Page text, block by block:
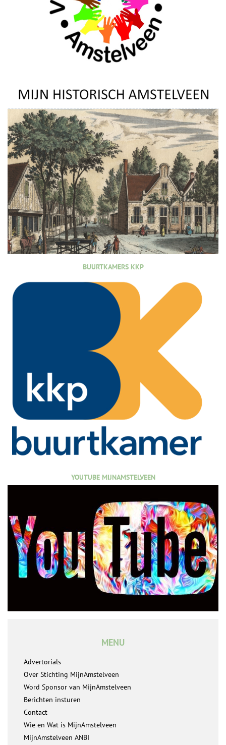
BUURTKAMERS KKP
YOUTUBE MIJNAMSTELVEEN
MENU
Advertorials
Over Stichting MijnAmstelveen
Word Sponsor van MijnAmstelveen
Berichten insturen
Contact
Wie en Wat is MijnAmstelveen
MijnAmstelveen ANBI